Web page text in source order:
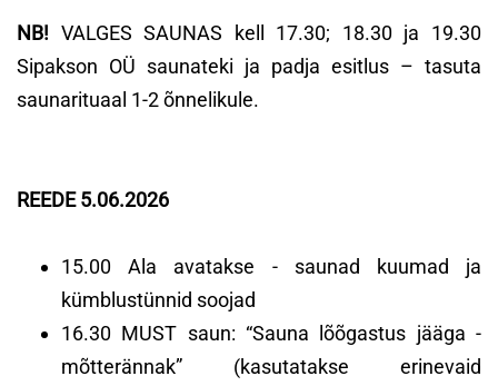
NB! VALGES SAUNAS kell 17.30; 18.30 ja 19.30
Sipakson OÜ saunateki ja padja esitlus – tasuta
saunarituaal 1-2 õnnelikule.
REEDE 5.06.2026
15.00 Ala avatakse - saunad kuumad ja
kümblustünnid soojad
16.30 MUST saun: “Sauna lõõgastus jääga -
mõtterännak” (kasutatakse erinevaid